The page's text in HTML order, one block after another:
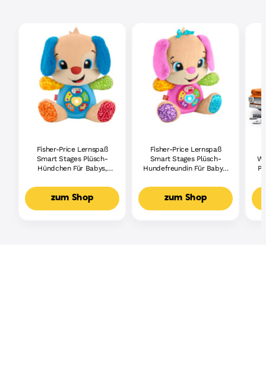
Fisher-Price Lernspaß
Smart Stages Plüsch-
Hündchen Für Babys,
Lernspielzeug,
Mehrsprachige Version
zum Shop
Fisher-Price Lernspaß
Smart Stages Plüsch-
Hundefreundin Für Babys,
Lernspielzeug,
Mehrsprachige Version
zum Shop